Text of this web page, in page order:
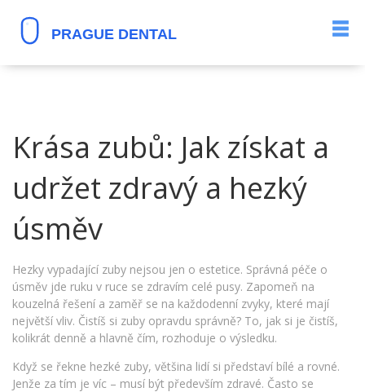
Krása zubů: Jak získat a
udržet zdravý a hezký
úsměv
Hezky vypadající zuby nejsou jen o estetice. Správná péče o
úsměv jde ruku v ruce se zdravím celé pusy. Zapomeň na
kouzelná řešení a zaměř se na každodenní zvyky, které mají
největší vliv. Čistíš si zuby opravdu správně? To, jak si je čistíš,
kolikrát denně a hlavně čím, rozhoduje o výsledku.
Když se řekne hezké zuby, většina lidí si představí bílé a rovné.
Jenže za tím je víc – musí být především zdravé. Často se